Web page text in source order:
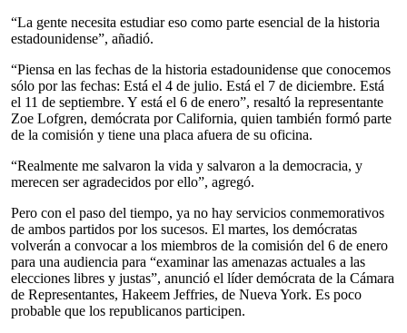
“La gente necesita estudiar eso como parte esencial de la historia
estadounidense”, añadió.
“Piensa en las fechas de la historia estadounidense que conocemos
sólo por las fechas: Está el 4 de julio. Está el 7 de diciembre. Está
el 11 de septiembre. Y está el 6 de enero”, resaltó la representante
Zoe Lofgren, demócrata por California, quien también formó parte
de la comisión y tiene una placa afuera de su oficina.
“Realmente me salvaron la vida y salvaron a la democracia, y
merecen ser agradecidos por ello”, agregó.
Pero con el paso del tiempo, ya no hay servicios conmemorativos
de ambos partidos por los sucesos. El martes, los demócratas
volverán a convocar a los miembros de la comisión del 6 de enero
para una audiencia para “examinar las amenazas actuales a las
elecciones libres y justas”, anunció el líder demócrata de la Cámara
de Representantes, Hakeem Jeffries, de Nueva York. Es poco
probable que los republicanos participen.